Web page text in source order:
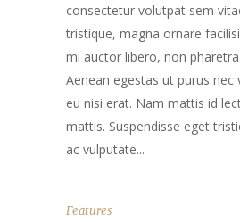
consectetur volutpat sem
tristique, magna ornare
mi auctor libero, non
Aenean egestas ut purus nec
eu nisi erat. Nam mattis id
mattis. Suspendisse eget
ac vulputate...
Features